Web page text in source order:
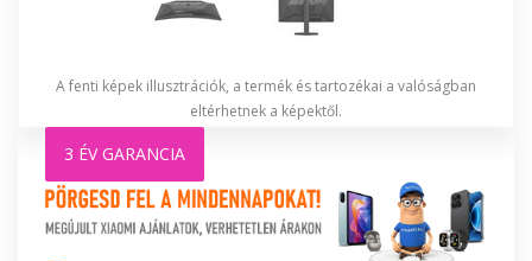
3 ÉV GARANCIA
A fenti képek illusztrációk, a termék és tartozékai a valóságban
eltérhetnek a képektől.